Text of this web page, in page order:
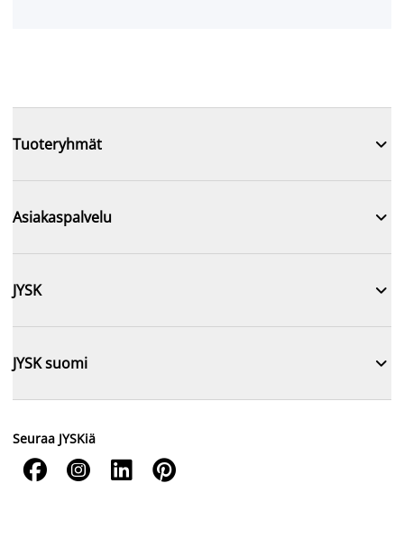
Tuoteryhmät 
Asiakaspalvelu 
JYSK 
JYSK suomi 
Seuraa JYSKiä
   